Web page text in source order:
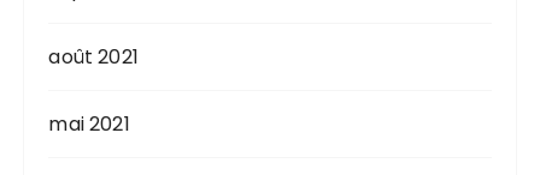
août 2021
mai 2021